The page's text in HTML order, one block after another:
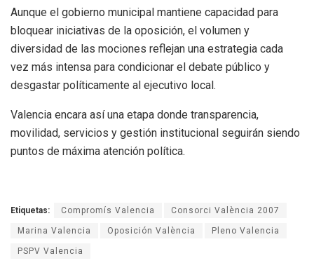
Aunque el gobierno municipal mantiene capacidad para
bloquear iniciativas de la oposición, el volumen y
diversidad de las mociones reflejan una estrategia cada
vez más intensa para condicionar el debate público y
desgastar políticamente al ejecutivo local.
Valencia encara así una etapa donde transparencia,
movilidad, servicios y gestión institucional seguirán siendo
puntos de máxima atención política.
Etiquetas: Compromís Valencia Consorci València 2007
Marina Valencia Oposición València Pleno Valencia
PSPV Valencia